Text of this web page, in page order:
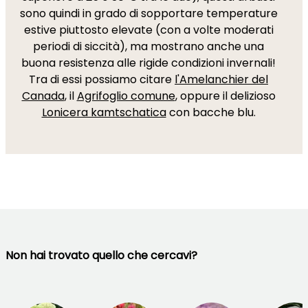
sono quindi in grado di sopportare temperature
estive piuttosto elevate (con a volte moderati
periodi di siccità), ma mostrano anche una
buona resistenza alle rigide condizioni invernali!
Tra di essi possiamo citare l'Amelanchier del
Canada, ilAgrifoglio comune, oppure il delizioso
Lonicera kamtschaticacon bacche blu.
Non hai trovato quello che cercavi?